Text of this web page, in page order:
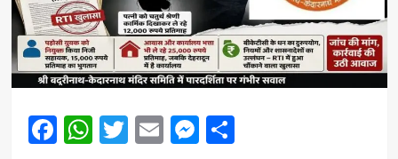
Facebook
WhatsApp
Twitter
EmailMessenger
Share